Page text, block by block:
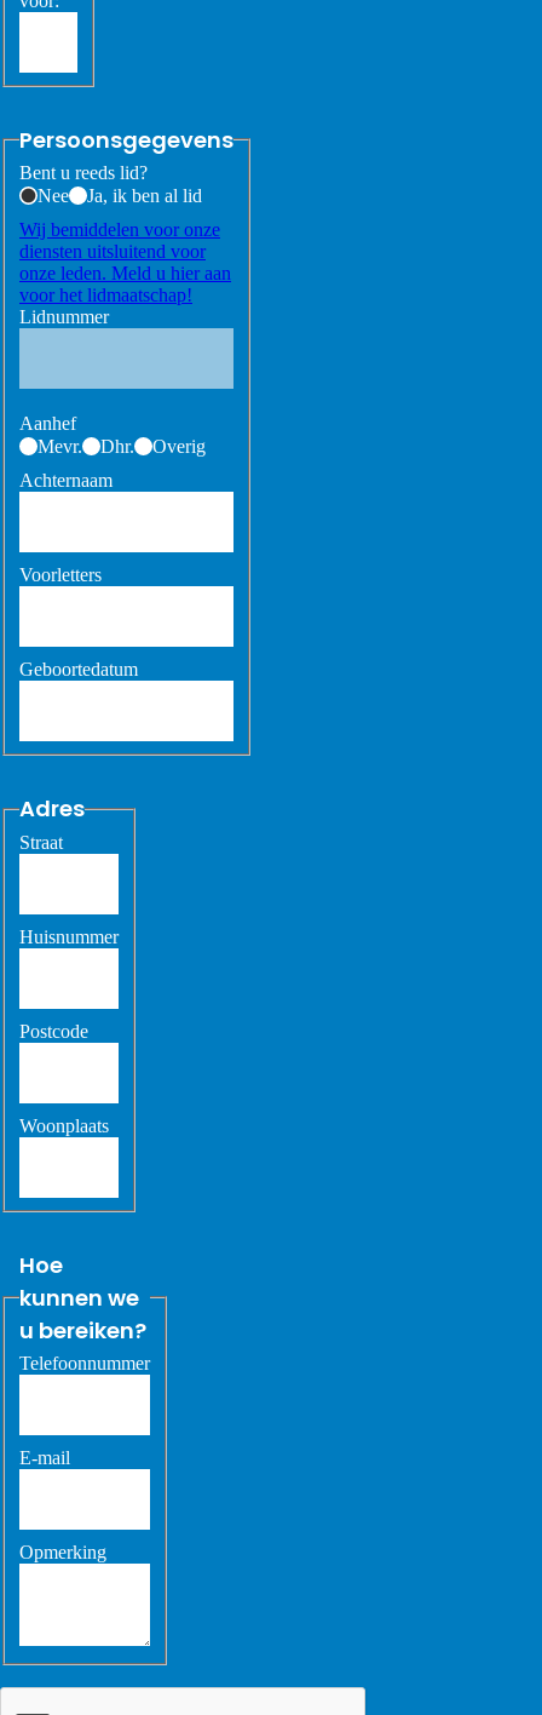
Persoonsgegevens
Bent u reeds lid?
Nee
Ja, ik ben al lid
Wij bemiddelen voor onze
diensten uitsluitend voor
onze leden. Meld u hier aan
voor het lidmaatschap!
Lidnummer
Aanhef
Mevr.
Dhr.
Overig
Achternaam
Voorletters
Geboortedatum
Adres
Straat
Huisnummer
Postcode
Woonplaats
Hoe
kunnen we
u bereiken?
Telefoonnummer
E-mail
Opmerking